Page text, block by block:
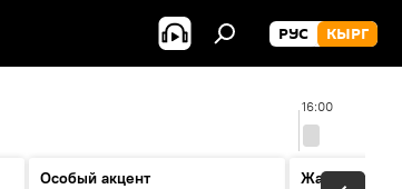
РУС КЫРГ
16:00
Особый акцент
Жаңылыктар